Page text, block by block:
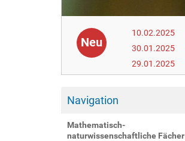
Neu
10.02.2025
30.01.2025
29.01.2025
Navigation
Mathematisch-
naturwissenschaftliche Fächer